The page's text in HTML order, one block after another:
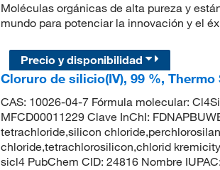
Moléculas orgánicas de alta pureza y
mundo para potenciar la innovación y el
Precio y disponibilidad
Cloruro de silicio(IV), 99 %,
CAS: 10026-04-7 Fórmula molecular:
MFCD00011229 Clave InChI:
tetrachloride,silicon
chloride,tetrachlorosilicon,chlorid
sicl4 PubChem CID: 24816 Nombre